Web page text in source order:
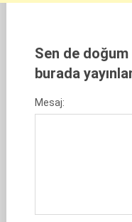
Sen de doğum
burada
Mesaj: